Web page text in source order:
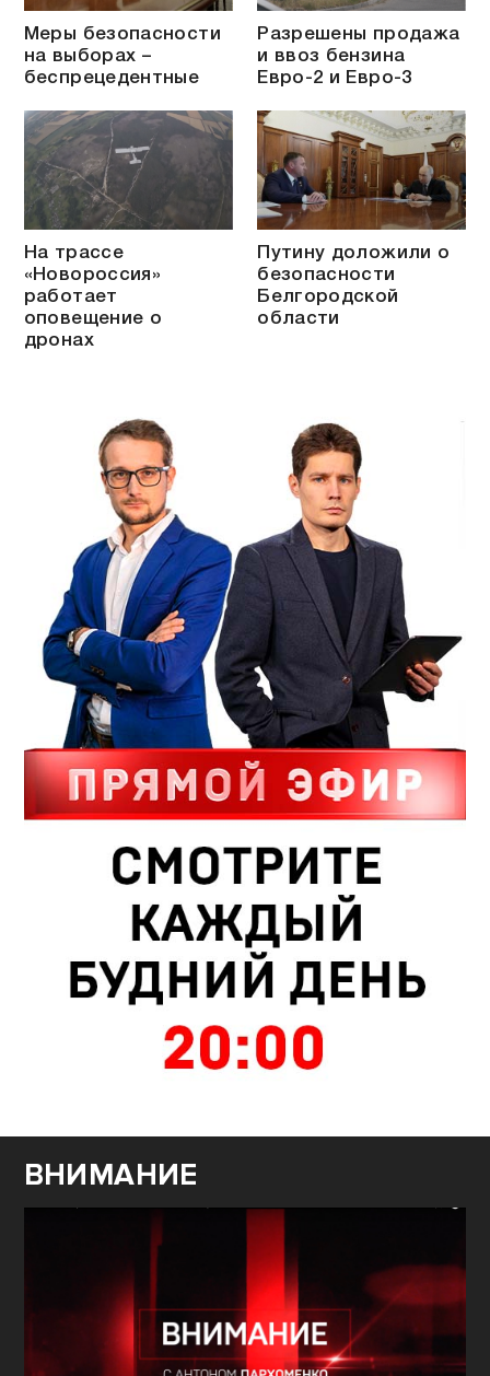
Меры безопасности
на выборах –
беспрецедентные
Разрешены продажа
и ввоз бензина
Евро-2 и Евро-3
На трассе
«Новороссия»
работает
оповещение о
дронах
Путину доложили о
безопасности
Белгородской
области
ВНИМАНИЕ